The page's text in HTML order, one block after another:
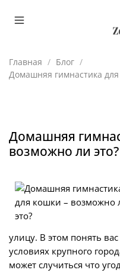
Главная
Блог
Домашняя гимнастика
Домашняя
возможно ли это?
улицу. В этом понять
условиях крупного
может случиться что